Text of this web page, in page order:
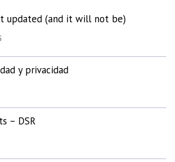
updated (and it will not be)
y privacidad
– DSR